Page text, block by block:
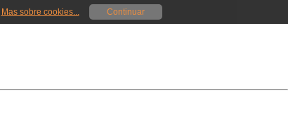
Mas sobre cookies... Continuar